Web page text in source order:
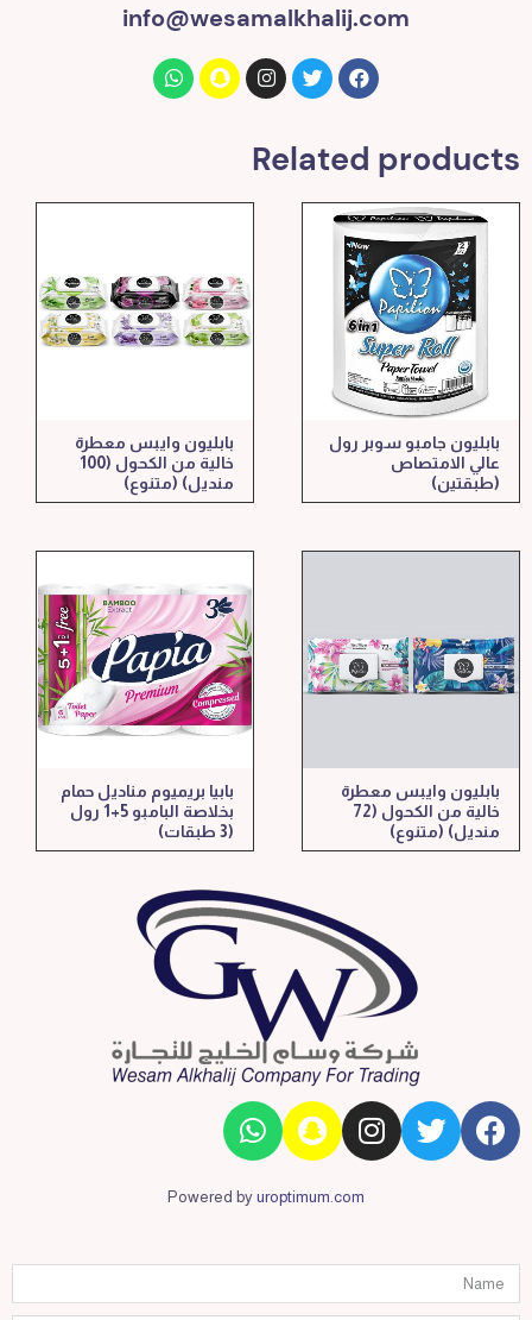
info@wesamalkhalij.com
Related products
بابليون جامبو سوبر رول
عالي الامتصاص
(طبقتين)
بابليون وايبس معطرة
خالية من الكحول (100
منديل) (متنوع)
بابليون وايبس معطرة
خالية من الكحول (72
منديل) (متنوع)
بابيا بريميوم مناديل حمام
بخلاصة البامبو 5+1 رول
(3 طبقات)
Powered by uroptimum.com